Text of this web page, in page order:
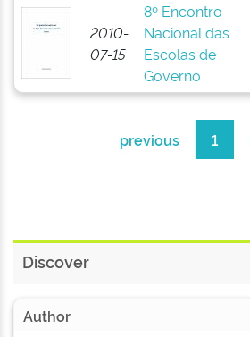
2010-
07-15
8º Encontro
Nacional das
Escolas de
Governo
previous 1
Discover
Author